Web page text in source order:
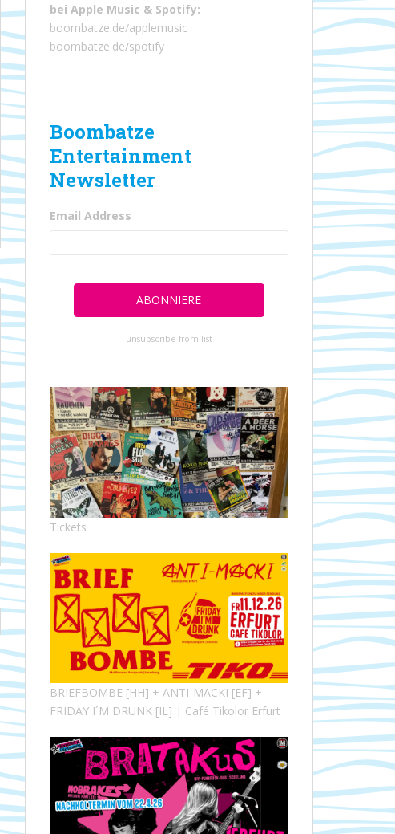
bei Apple Music & Spotify:
boombatze.de/applemusic
boombatze.de/spotify
Boombatze
Entertainment
Newsletter
Email Address
unsubscribe from list
Tickets
BRIEFBOMBE [HH] + ANTI-MACKI [EF] +
FRIDAY I´M DRUNK [IL] | Café Tikolor Erfurt